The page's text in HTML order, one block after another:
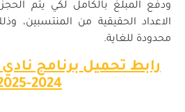
ودفع المبلغ بالكامل لكي يتم
الاعداد الحقيقية من المنتسبين،
محدودة للغاية.
رابط تحميل برنامج
2024-2025